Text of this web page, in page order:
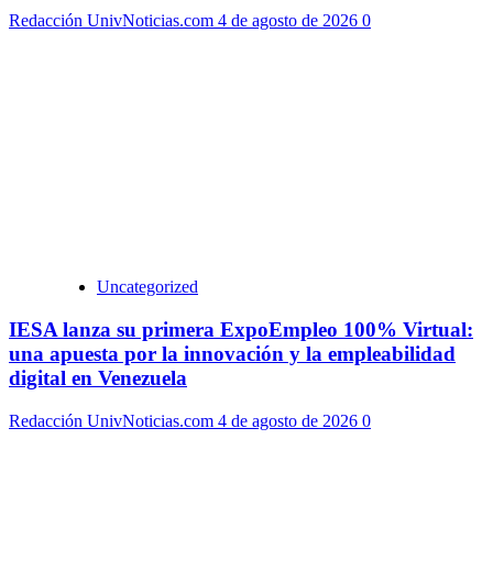
Redacción UnivNoticias.com 4 de agosto de 2026 0
Uncategorized
IESA lanza su primera ExpoEmpleo 100% Virtual:
una apuesta por la innovación y la empleabilidad
digital en Venezuela
Redacción UnivNoticias.com 4 de agosto de 2026 0